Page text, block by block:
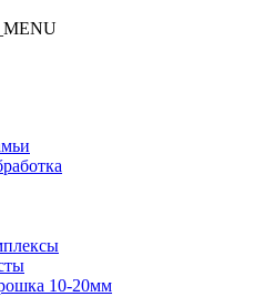
10-20мм